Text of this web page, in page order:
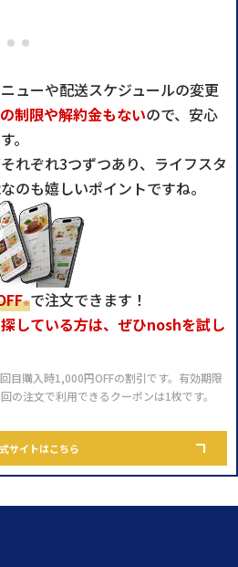
ューや配送スケジュールの変更
制限や解約金もないので、安心
。
れぞれ3つずつあり、ライフスタ
のも嬉しいポイントですね。
※で注文できます！
している方は、ぜひnoshを試し
目購入時1,000円OFFの割引です。有効期限
の注文で利用できるクーポンは1枚です。
サイトはこちら